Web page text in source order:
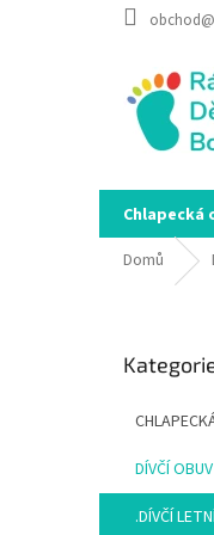
Chlapecká
Domů
kategorie
DÍVČÍ OBUV
.DÍVČÍ